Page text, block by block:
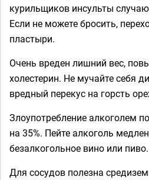
курильщиков инсульты
Если не можете бросить,
пластыри.
Очень вреден лишний вес,
холестерин. Не мучайте себя
вредный перекус на горсть
Злоупотребление алкоголем
на 35%. Пейте алкоголь
безалкогольное вино или пиво.
Для сосудов полезна